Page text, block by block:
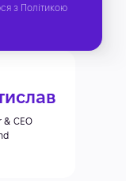
& CEO
з Політикою